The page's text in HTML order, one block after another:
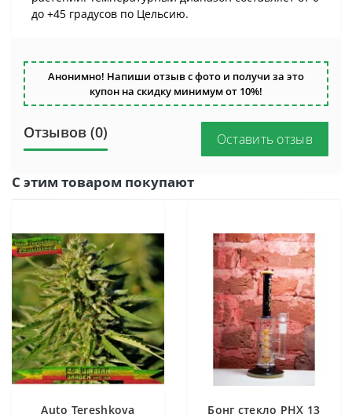
до +45 градусов по Цельсию.
Анонимно! Напиши отзыв с фото и получи за это
купон на скидку минимум от 10%!
Отзывов (0) Оставить отзыв
С этим товаром покупают
Auto Tereshkova
Бонг стекло PHX 13